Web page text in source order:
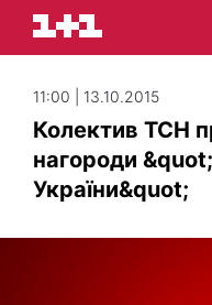
11:00 | 13.10.2015
Колектив ТСН
нагороди
України&quot;